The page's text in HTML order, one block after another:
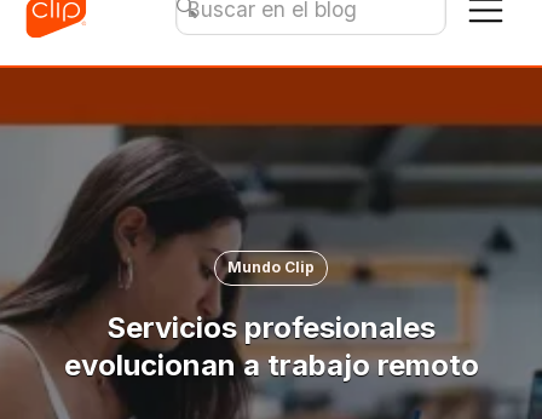
Mundo Clip
Servicios profesionales
evolucionan a trabajo remoto